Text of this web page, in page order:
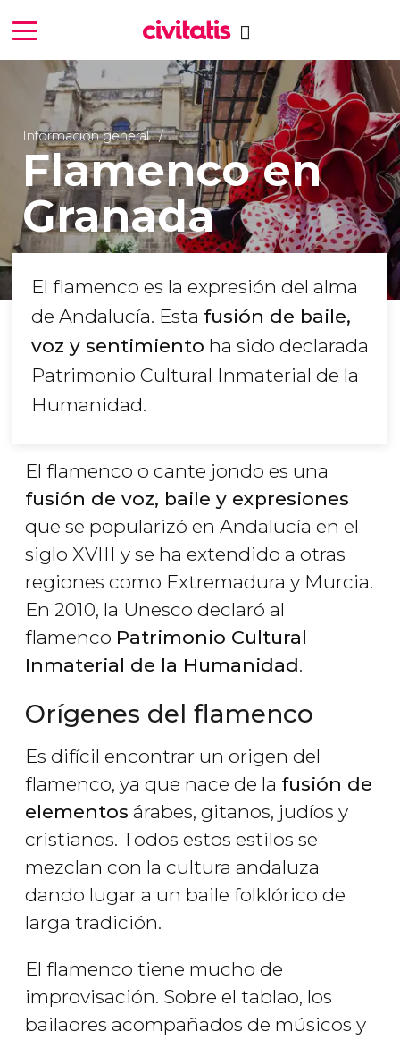
Información general
Flamenco en
Granada
El flamenco es la expresión del alma
de Andalucía. Esta fusión de baile,
voz y sentimiento ha sido declarada
Patrimonio Cultural Inmaterial de la
Humanidad.
El flamenco o cante jondo es una
fusión de voz, baile y expresiones
que se popularizó en Andalucía en el
siglo XVIII y se ha extendido a otras
regiones como Extremadura y Murcia.
En 2010, la Unesco declaró al
flamenco Patrimonio Cultural
Inmaterial de la Humanidad.
Orígenes del flamenco
Es difícil encontrar un origen del
flamenco, ya que nace de la fusión de
elementos árabes, gitanos, judíos y
cristianos. Todos estos estilos se
mezclan con la cultura andaluza
dando lugar a un baile folklórico de
larga tradición.
El flamenco tiene mucho de
improvisación. Sobre el tablao, los
bailaores acompañados de músicos y